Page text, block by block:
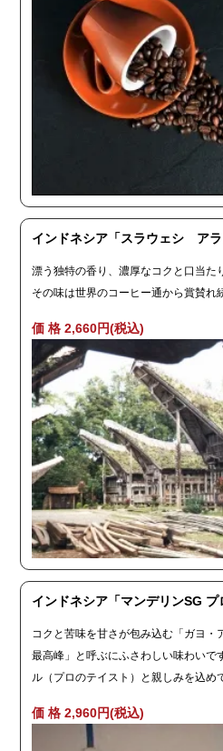
インドネシア「スラウェシ アラ
漂う独特の香り、濃厚なコクと口当た
その味は世界のコーヒー通から賞賛
価 格 2,660円(税込)
インドネシア「マンデリンSG プ
コクと苦味を甘さが包み込む「ガヨ・
最高峰」と呼ぶにふさわしい味わいで
ル（プロのテイスト）と親しみを込め
価 格 2,960円(税込)